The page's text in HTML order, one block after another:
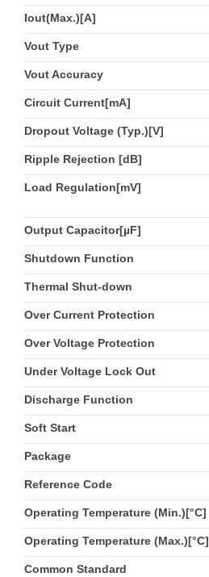
Iout(Max.)[A]
Vout Type
Vout Accuracy
Circuit Current[mA]
Dropout Voltage (Typ.)[V]
Ripple Rejection [dB]
Load Regulation[mV]
Output Capacitor[µF]
Shutdown Function
Thermal Shut-down
Over Current Protection
Over Voltage Protection
Under Voltage Lock Out
Discharge Function
Soft Start
Package
Reference Code
Operating Temperature (Min.)[°C]
Operating Temperature (Max.)[°C]
Common Standard